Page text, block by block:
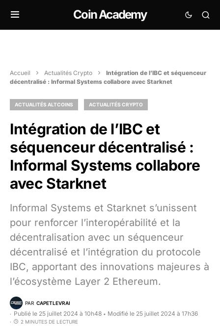
Coin Academy
Accueil Actualités Crypto
Intégration de l’IBC et séquenceur
décentralisé : Informal Systems collabore avec Starknet
ACTUALITÉS ALTCOINS ACTUALITÉS CRYPTO
Intégration de l’IBC et
séquenceur décentralisé :
Informal Systems collabore
avec Starknet
Informal Systems et Starknet s’unissent
pour renforcer l’interopérabilité et la
décentralisation avec un séquenceur
décentralisé et l’intégration du protocole
IBC, apportant des innovations majeures à
l’écosystème Layer 2 Ethereum.
PAR CAPETLEVRAI
Publié le 25 juillet 2024 à 10h48 • Modifié le 25 juillet 2024 à 17h36
2 MINUTES DE LECTURE